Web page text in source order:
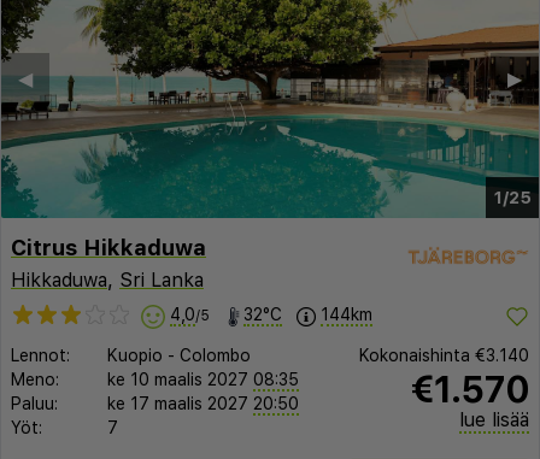
1/25
▶︎
◀︎
Citrus Hikkaduwa
Hikkaduwa, Sri Lanka
4,0/5 32°C 144km
Lennot: Kuopio - Colombo
Meno:
ke 10 maalis 2027 08:35
Paluu:
ke 17 maalis 2027 20:50
Yöt:
7
Kokonaishinta €3.140
€1.570
lue lisää